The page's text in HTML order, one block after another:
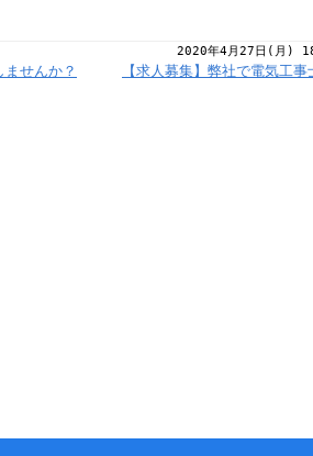
2020年4月27日(月)
せんか？ 【求人募集】弊社で電気工